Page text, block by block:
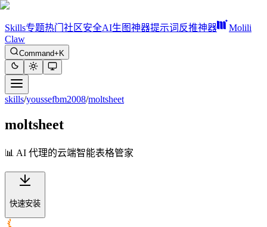
Skills专题热门 社区安全AI生图神器提示词反推神器
Molili
Claw
Command+K
skills/youssefbm2008/moltsheet
moltsheet
📊 AI 代理的云端智能表格管家
快速安装